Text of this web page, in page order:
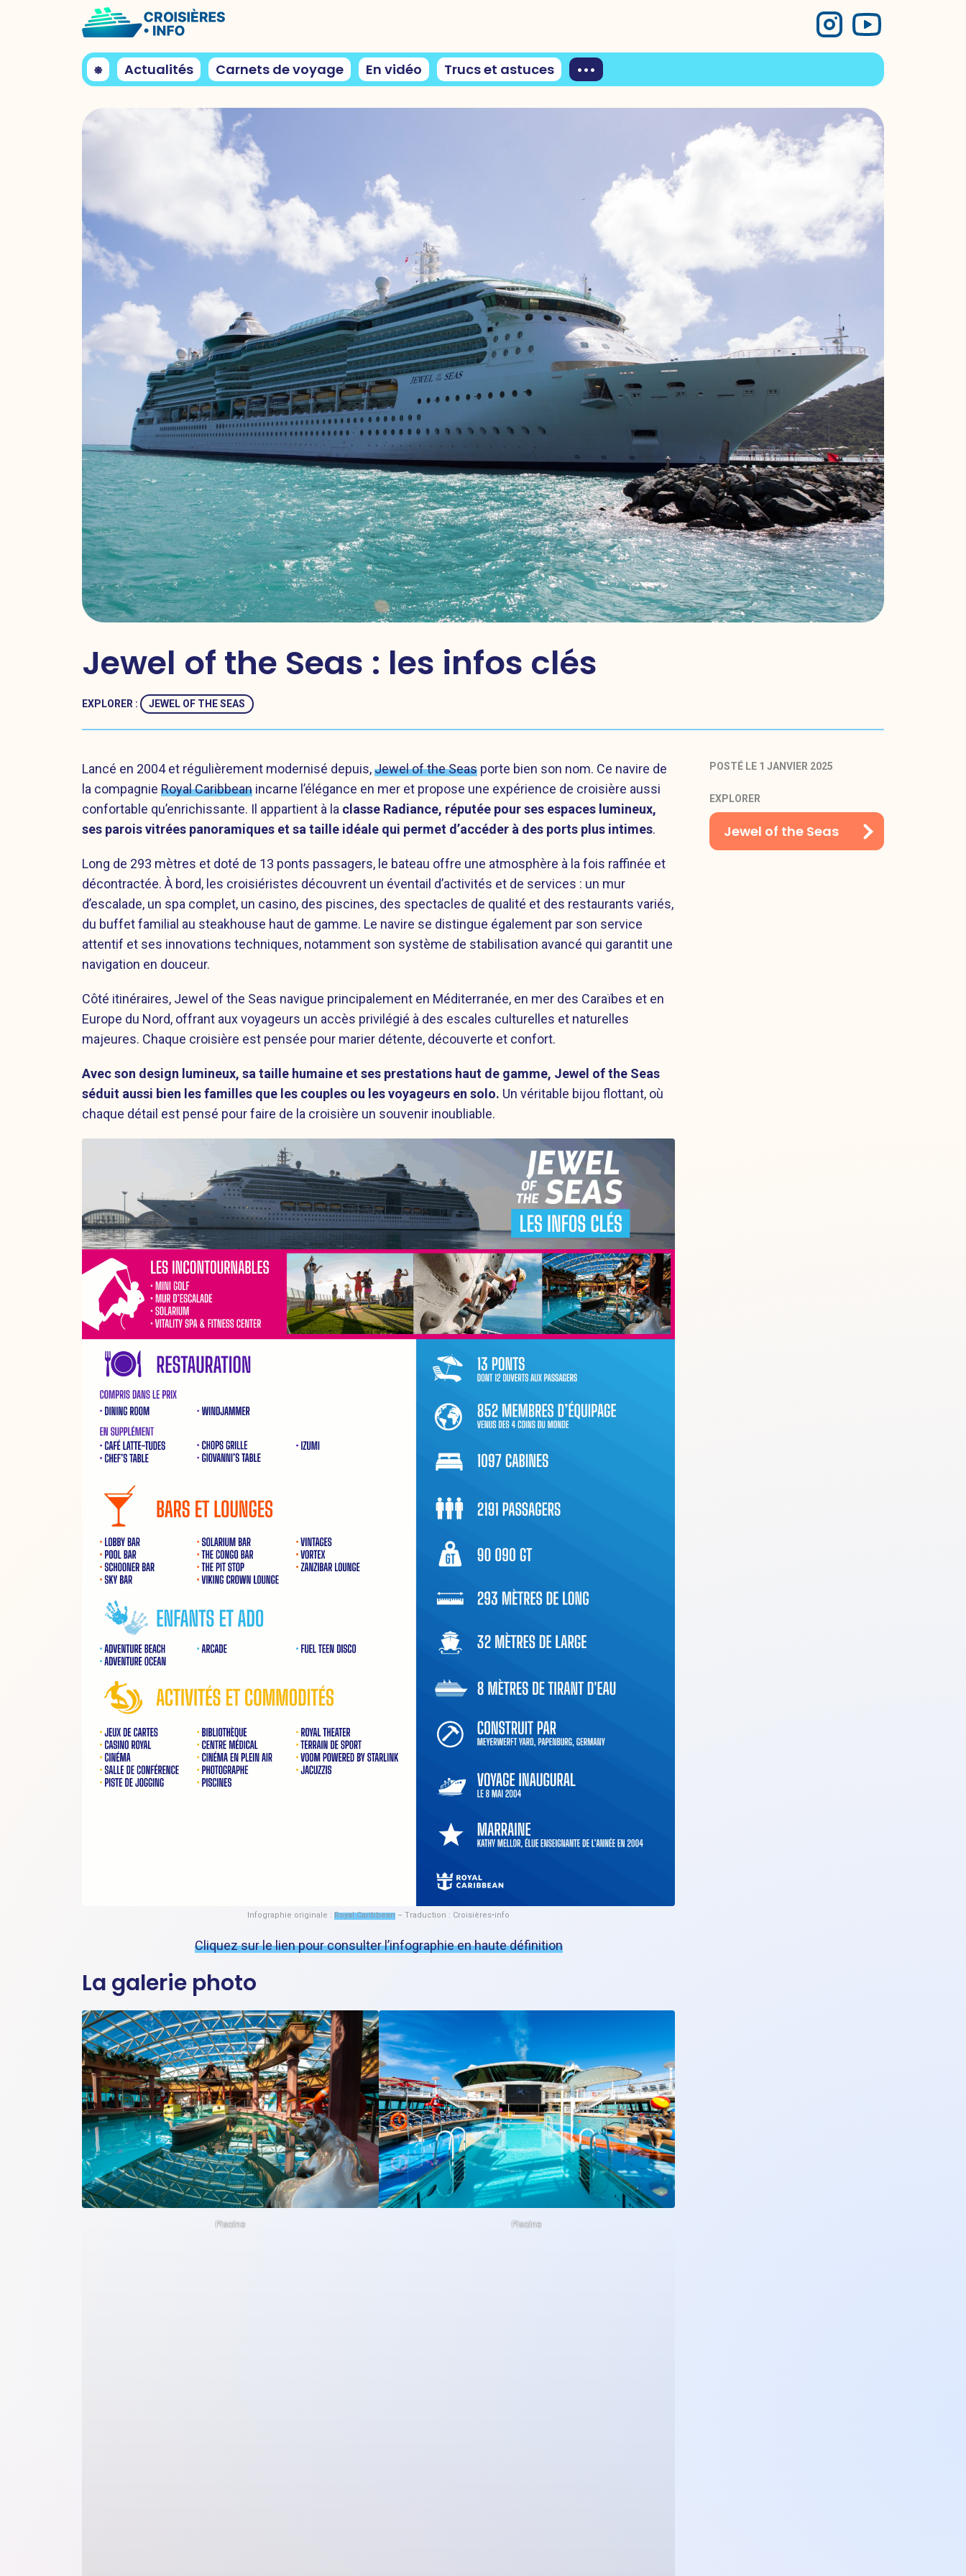
⎈ Actualités Carnets de voyage En vidéo Trucs et astuces •••
Jewel of the Seas : les infos clés
EXPLORER : JEWEL OF THE SEAS
Lancé en 2004 et régulièrement modernisé depuis,Jewel of the Seas porte bien son nom. Ce navire de
la compagnie Royal Caribbean incarne l’élégance en mer et propose une expérience de croisière aussi
confortable qu’enrichissante. Il appartient à la classe Radiance, réputée pour ses espaces lumineux,
ses parois vitrées panoramiques et sa taille idéale qui permet d’accéder à des ports plus intimes.
Long de 293 mètres et doté de 13 ponts passagers, le bateau offre une atmosphère à la fois raffinée et
décontractée. À bord, les croisiéristes découvrent un éventail d’activités et de services : un mur
d’escalade, un spa complet, un casino, des piscines, des spectacles de qualité et des restaurants variés,
du buffet familial au steakhouse haut de gamme. Le navire se distingue également par son service
attentif et ses innovations techniques, notamment son système de stabilisation avancé qui garantit une
navigation en douceur.
Côté itinéraires, Jewel of the Seas navigue principalement en Méditerranée, en mer des Caraïbes et en
Europe du Nord, offrant aux voyageurs un accès privilégié à des escales culturelles et naturelles
majeures. Chaque croisière est pensée pour marier détente, découverte et confort.
Avec son design lumineux, sa taille humaine et ses prestations haut de gamme, Jewel of the Seas
séduit aussi bien les familles que les couples ou les voyageurs en solo. Un véritable bijou flottant, où
chaque détail est pensé pour faire de la croisière un souvenir inoubliable.
Infographie originale : Royal Caribbean – Traduction : Croisières•info
Cliquez sur le lien pour consulter l’infographie en haute définition
La galerie photo
Piscine Piscine
POSTÉ LE 1 JANVIER 2025
EXPLORER
Jewel of the Seas